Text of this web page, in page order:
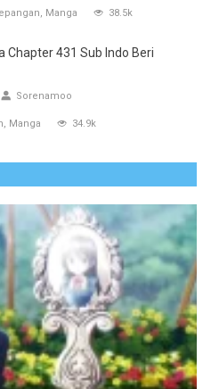
Manga 38.5k
Chapter 431 Sub Indo Beri
Sorenamoo
Manga 34.9k